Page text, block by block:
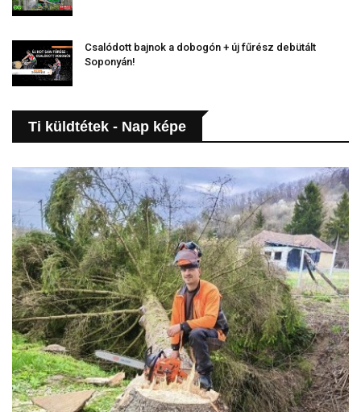
Csalódott bajnok a dobogón + új fűrész debütált
Soponyán!
Ti küldtétek - Nap képe